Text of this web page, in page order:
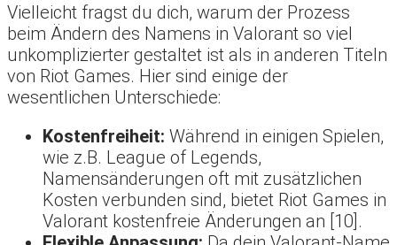
Vielleicht fragst du dich, warum der Prozess
beim Ändern des Namens in Valorant so viel
unkomplizierter gestaltet ist als in anderen Titeln
von Riot Games. Hier sind einige der
wesentlichen Unterschiede:
Kostenfreiheit: Während in einigen Spielen,
wie z.B. League of Legends,
Namensänderungen oft mit zusätzlichen
Kosten verbunden sind, bietet Riot Games in
Valorant kostenfreie Änderungen an [10].